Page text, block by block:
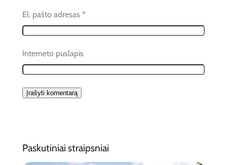
El. pašto adresas *
Interneto puslapis
Paskutiniai straipsniai